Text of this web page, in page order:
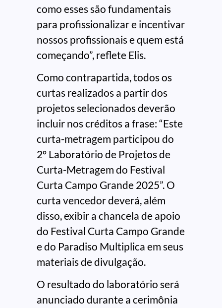
como esses são fundamentais
para profissionalizar e incentivar
nossos profissionais e quem está
começando”, reflete Elis.
Como contrapartida, todos os
curtas realizados a partir dos
projetos selecionados deverão
incluir nos créditos a frase: “Este
curta-metragem participou do
2º Laboratório de Projetos de
Curta-Metragem do Festival
Curta Campo Grande 2025”. O
curta vencedor deverá, além
disso, exibir a chancela de apoio
do Festival Curta Campo Grande
e do Paradiso Multiplica em seus
materiais de divulgação.
O resultado do laboratório será
anunciado durante a cerimônia